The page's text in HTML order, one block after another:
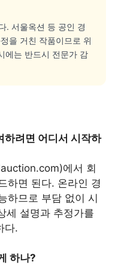
. 서울옥션 등 공인 경
을 거친 작품이므로 위
에는 반드시 전문가 감
하려면 어디서 시작하
에서 회
하면 된다. 온라인 경
하므로 부담 없이 시
세 설명과 추정가를
다.
하나?